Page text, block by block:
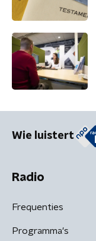
Wie luistert
Radio
Frequenties
Programma's